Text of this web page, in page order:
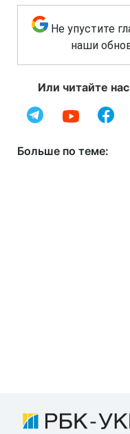
Не упустите
наши
Или читайте
Больше по теме: